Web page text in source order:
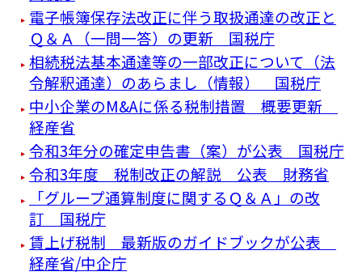
電子帳簿保存法改正に伴う取扱通達の改正と
Ｑ＆Ａ（一問一答）の更新 国税庁
相続税法基本通達等の一部改正について（法
令解釈通達）のあらまし（情報） 国税庁
中小企業のM&Aに係る税制措置 概要更新
経産省
令和3年分の確定申告書（案）が公表 国税庁
令和3年度 税制改正の解説 公表 財務省
「グループ通算制度に関するＱ＆Ａ」の改
訂 国税庁
賃上げ税制 最新版のガイドブックが公表
経産省/中企庁